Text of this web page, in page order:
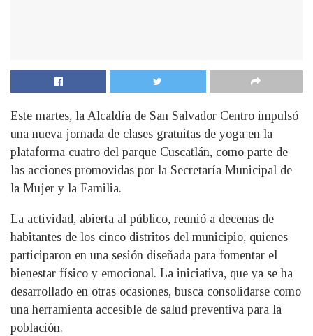
Este martes, la Alcaldía de San Salvador Centro impulsó
una nueva jornada de clases gratuitas de yoga en la
plataforma cuatro del parque Cuscatlán, como parte de
las acciones promovidas por la Secretaría Municipal de
la Mujer y la Familia.
La actividad, abierta al público, reunió a decenas de
habitantes de los cinco distritos del municipio, quienes
participaron en una sesión diseñada para fomentar el
bienestar físico y emocional. La iniciativa, que ya se ha
desarrollado en otras ocasiones, busca consolidarse como
una herramienta accesible de salud preventiva para la
población.